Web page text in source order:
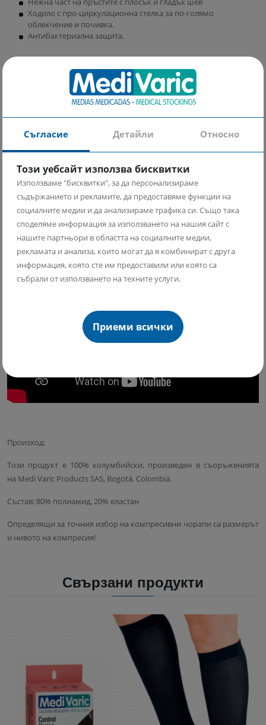
Ходило с про-циркулационна стелка за по-голямо
облекчение и почивка.
Антибактериална защита.
При начална до средна степен на хронична венозна
недостатъчност
За превенция на дълбока венозна тромбоза ( ДВТ )
При пътуване на дълги разстояния
Научете как да използвате нашите компресивни чорапи
Какво представляват компресивните чорапи
Произход:
Този продукт е 100% колумбийски, произведен в съоръженията
на Medi Varic Products SAS, Bogotá, Colombia.
Състав: 80% полиамид, 20% еластан
Определящи за точния избор на компресивни чорапи са размерът
и нивото на компресия!
Свързани продукти
Съгласие Детайли Относно
Този уебсайт използва бисквитки
Използваме "бисквитки", за да персонализираме
съдържанието и рекламите, да предоставяме функции на
социалните медии и да анализираме трафика си. Също така
споделяме информация за използването на нашия сайт с
нашите партньори в областта на социалните медии,
рекламата и анализа, които могат да я комбинират с друга
информация, която сте им предоставили или която са
събрали от използването на техните услуги.
Приеми всички